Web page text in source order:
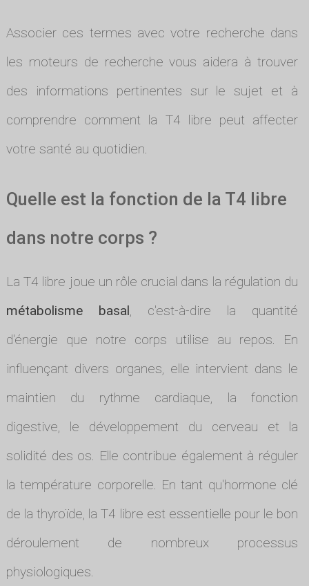
Associer ces termes avec votre recherche dans
les moteurs de recherche vous aidera à trouver
des informations pertinentes sur le sujet et à
comprendre comment la T4 libre peut affecter
votre santé au quotidien.
Quelle est la fonction de la T4 libre
dans notre corps ?
La T4 libre joue un rôle crucial dans la régulation du
métabolisme basal, c'est-à-dire la quantité
d'énergie que notre corps utilise au repos. En
influençant divers organes, elle intervient dans le
maintien du rythme cardiaque, la fonction
digestive, le développement du cerveau et la
solidité des os. Elle contribue également à réguler
la température corporelle. En tant qu'hormone clé
de la thyroïde, la T4 libre est essentielle pour le bon
déroulement de nombreux processus
physiologiques.